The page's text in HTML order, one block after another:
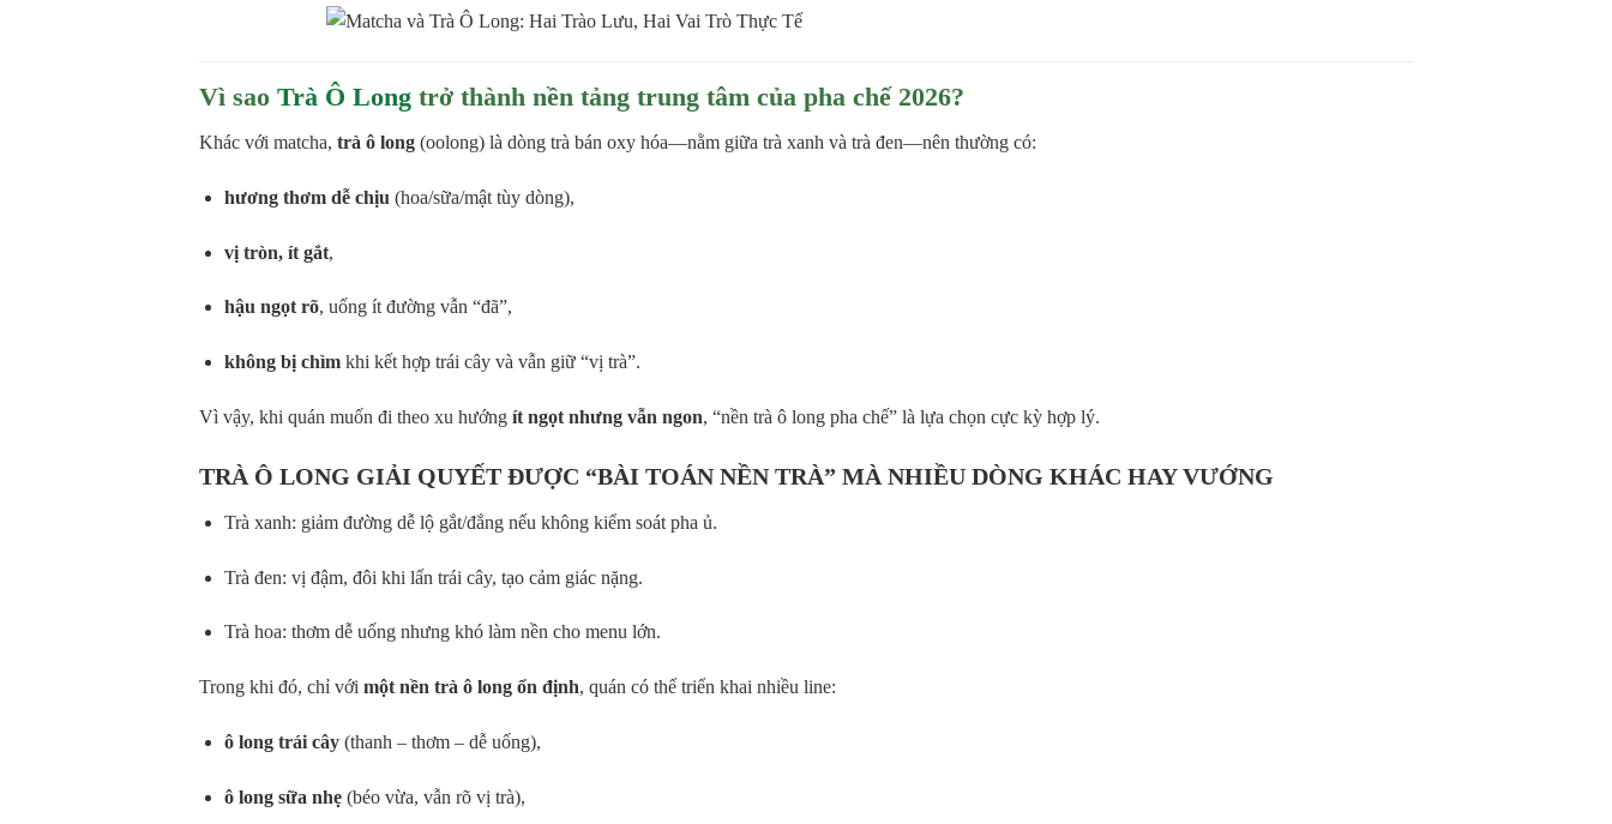
Vì saoTrà Ô Long trở thành nền tảng trung tâm của pha chế 2026?
Khác với matcha,trà ô long (oolong) là dòng trà bán oxy hóa—nằm giữa trà xanh và trà đen—nên thường có:
hương thơm dễ chịu (hoa/sữa/mật tùy dòng),
vị tròn, ít gắt,
hậu ngọt rõ, uống ít đường vẫn “đã”,
không bị chìmkhi kết hợp trái cây và vẫn giữ “vị trà”.
Vì vậy, khi quán muốn đi theo xu hướngít ngọt nhưng vẫn ngon, “nền trà ô long pha chế” là lựa chọn cực kỳ hợp lý.
TRÀ Ô LONG GIẢI QUYẾT ĐƯỢC “BÀI TOÁN NỀN TRÀ” MÀ NHIỀU DÒNG KHÁC HAY VƯỚNG
Trà xanh: giảm đường dễ lộ gắt/đắng nếu không kiểm soát pha ủ.
Trà đen: vị đậm, đôi khi lấn trái cây, tạo cảm giác nặng.
Trà hoa: thơm dễ uống nhưng khó làm nền cho menu lớn.
Trong khi đó, chỉ vớimột nền trà ô long ổn định, quán có thể triển khai nhiều line:
ô long trái cây(thanh – thơm – dễ uống),
ô long sữa nhẹ(béo vừa, vẫn rõ vị trà),